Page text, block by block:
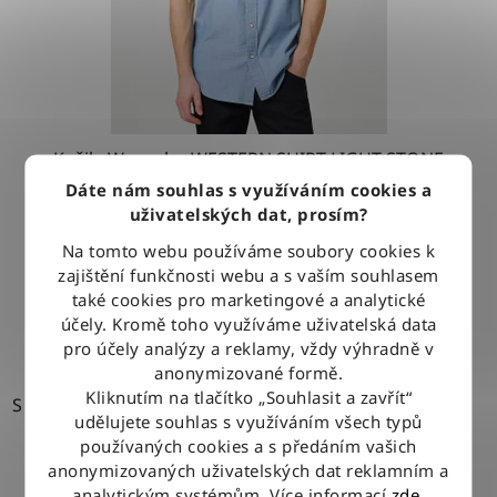
Dáte nám souhlas s využíváním cookies a
uživatelských dat, prosím?
Na tomto webu používáme soubory cookies k
zajištění funkčnosti webu a s vaším souhlasem
také cookies pro marketingové a analytické
účely. Kromě toho využíváme uživatelská data
pro účely analýzy a reklamy, vždy výhradně v
anonymizované formě.
Kliknutím na tlačítko „Souhlasit a zavřít“
udělujete souhlas s využíváním všech typů
používaných cookies a s předáním vašich
anonymizovaných uživatelských dat reklamním a
Košile Wrangler WESTERN SHIRT LIGHT STONE
1 279 Kč
DETAIL
S